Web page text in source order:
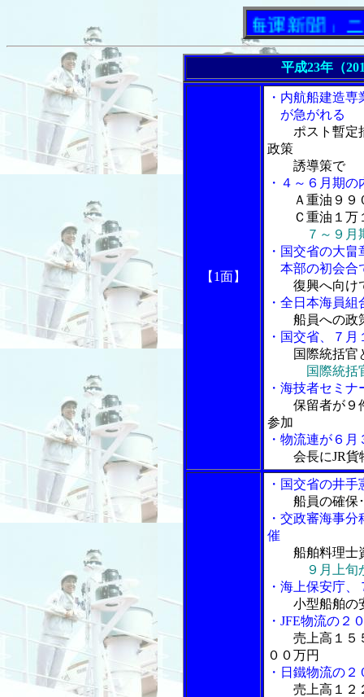
「内航海運新聞」ニュー
平成23年（
【1面】
・内航船建造
が急がれる
ポスト暫定
政策
誘導策で
・４～６月期
Ａ重油９
Ｃ重油１万１
７～９
・国交省の大
本部の初会合
復興へ向け
・全日本海員
船員への政
・国交省、７
国際統括官
国際統括
・海技者セミ
保留者が９
参加
・物流連が６
会長にJR
・国交省の井
船員の確保
・交政審海事
催
船舶料理士
９月上旬
・海上保安庁
小型船舶の
・JFE物流の２
売上高１５
００万円
・日鐵物流の
売上高１２